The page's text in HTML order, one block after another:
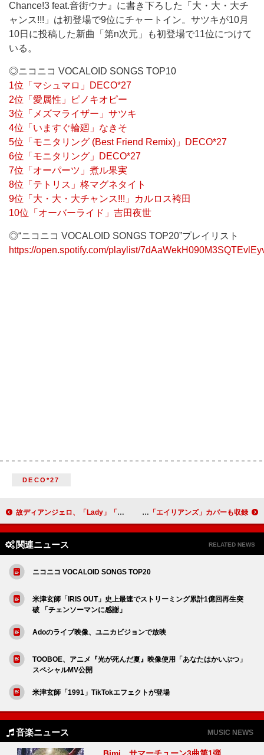
Chance!3 feat.音街ウナ』に書き下ろした「大・大・大チ
ャンス!!!」は初登場で9位にチャートイン。サツキが10月
10日に投稿した新曲「第n次元」も初登場で11位につけて
いる。
◎ニコニコ VOCALOID SONGS TOP10
1位「マシュマロ」DECO*27
2位「愛属性」ピノキオピー
3位「メズマライザー」サツキ
4位「いますぐ輪廻」なきそ
5位「モニタリング (Best Friend Remix)」DECO*27
6位「モニタリング」DECO*27
7位「オーパーツ」煮ル果実
8位「テトリス」柊マグネタイト
9位「大・大・大チャンス!!!」カルロス袴田
10位「オーバーライド」吉田夜世
◎“ニコニコ VOCALOID SONGS TOP20”プレイリスト
https://open.spotify.com/playlist/
DECO*27
故ディアンジェロ、「Lady」「Untitled」など米ビルボード・チャート最大のヒットTOP10 Uru、新曲「プラットフォーム」MVに次期朝ドラW主演の上坂樹里 CDには「エイリアンズ」カバーも収録
関連ニュース RELATED NEWS
ニコニコ VOCALOID SONGS TOP20
米津玄師「IRIS OUT」史上最速でストリーミング累計1億回再生突
破 「チェンソーマンに感謝」
Adoのライブ映像、ユニカビジョンで放映
TOOBOE、アニメ『光が死んだ夏』映像使用「あなたはかいぶつ」
スペシャルMV公開
米津玄師「1991」TikTokエフェクトが登場
音楽ニュース MUSIC NEWS